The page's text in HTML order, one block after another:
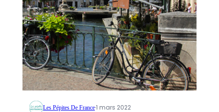
Les Pépites De France·1 mars 2022